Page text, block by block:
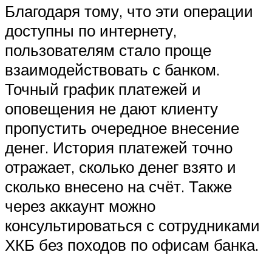
Благодаря тому, что эти операции
доступны по интернету,
пользователям стало проще
взаимодействовать с банком.
Точный график платежей и
оповещения не дают клиенту
пропустить очередное внесение
денег. История платежей точно
отражает, сколько денег взято и
сколько внесено на счёт. Также
через аккаунт можно
консультироваться с сотрудниками
ХКБ без походов по офисам банка.